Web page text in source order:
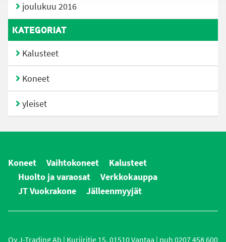
joulukuu 2016
KATEGORIAT
Kalusteet
Koneet
yleiset
Koneet Vaihtokoneet
Kalusteet
Huolto ja varaosat
Verkkokauppa
JT Vuokrakone
Jälleenmyyjät
Oy J-Trading Ab | Kuriiritie 15, 01510 Vantaa | puh 0207 458 600